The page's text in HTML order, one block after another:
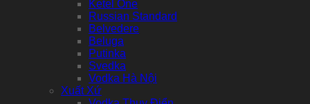
Ketel One
Russian Standard
Belvedere
Beluga
Putinka
Svedka
Vodka Hà Nội
Xuất Xứ